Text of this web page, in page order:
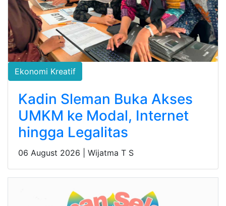
Ekonomi Kreatif
Kadin Sleman Buka Akses
UMKM ke Modal, Internet
hingga Legalitas
06 August 2026 | Wijatma T S